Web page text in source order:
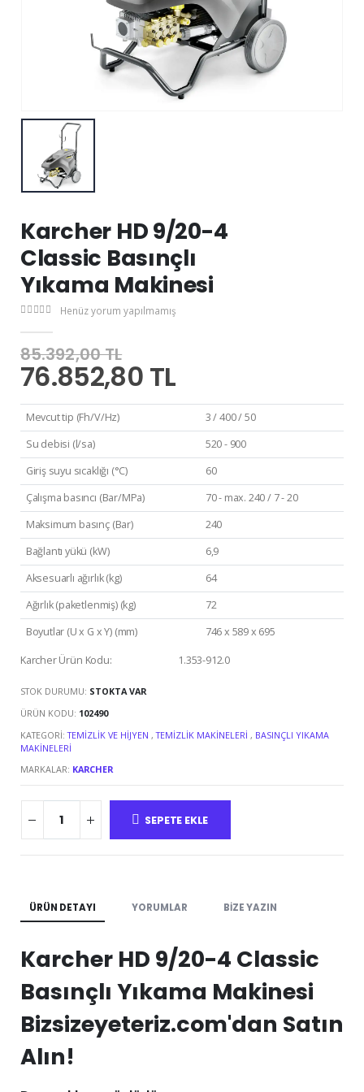
Karcher HD 9/20-4
Classic Basınçlı
Yıkama Makinesi
Henüz yorum yapılmamış
85.392,00 TL
76.852,80 TL
Mevcut tip (Fh/V/Hz)
3 / 400 / 50
Su debisi (l/sa)
520 - 900
Giriş suyu sıcaklığı (°C)
60
Çalışma basıncı (Bar/MPa)
70 - max. 240 / 7 - 20
Maksimum basınç (Bar)
240
Bağlantı yükü (kW)
6,9
Aksesuarlı ağırlık (kg)
64
Ağırlık (paketlenmiş) (kg)
72
Boyutlar (U x G x Y) (mm)
746 x 589 x 695
Karcher Ürün Kodu: 1.353-912.0
STOK DURUMU: STOKTA VAR
ÜRÜN KODU: 102490
KATEGORI:TEMIZLIK VE HIJYEN ,TEMIZLIK MAKINELERI , BASINÇLI YIKAMA
MAKINELERI
MARKALAR: KARCHER
SEPETE EKLE
ÜRÜN DETAYI YORUMLAR BIZE YAZIN
Karcher HD 9/20-4 Classic
Basınçlı Yıkama Makinesi
Bizsizeyeteriz.com'dan Satın
Alın!